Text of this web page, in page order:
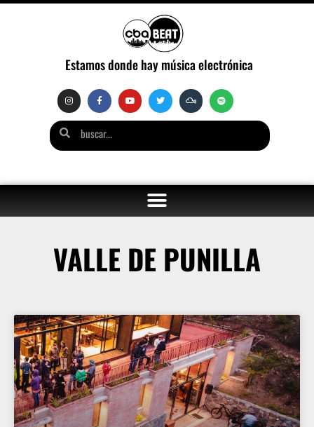
Estamos donde hay música electrónica
VALLE DE PUNILLA